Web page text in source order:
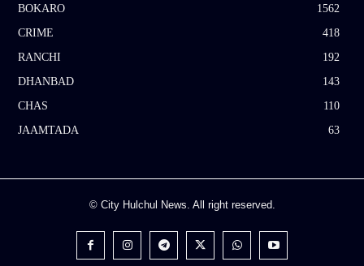
BOKARO
1562
CRIME
418
RANCHI
192
DHANBAD
143
CHAS
110
JAAMTADA
63
© City Hulchul News. All right reserved.